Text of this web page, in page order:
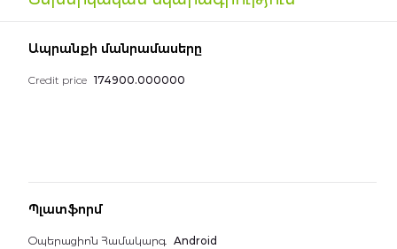
Հեռախոսներ
the
Ապրանքի մանրամասերը
Credit price 174900.000000
Պլատֆորմ
Օպերացիոն Համակարգ Android